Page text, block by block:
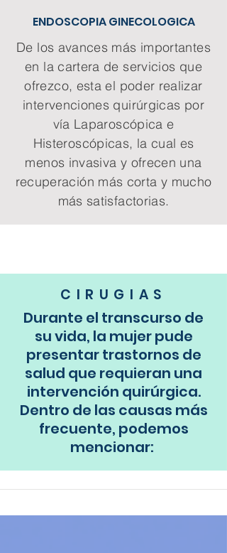
ENDOSCOPIA GINECOLOGICA
De los avances más importantes
en la cartera de servicios que
ofrezco, esta el poder realizar
intervenciones quirúrgicas por
vía Laparoscópica e
Histeroscópicas, la cual es
menos invasiva y ofrecen una
recuperación más corta y mucho
más satisfactorias.
CIRUGIAS
Durante el transcurso de
su vida, la mujer pude
presentar trastornos de
salud que requieran una
intervención quirúrgica.
Dentro de las causas más
frecuente, podemos
mencionar: